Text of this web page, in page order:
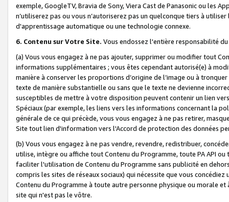
exemple, GoogleTV, Bravia de Sony, Viera Cast de Panasonic ou les
n’utiliserez pas ou vous n’autoriserez pas un quelconque tiers à
d'apprentissage automatique ou une technologie connexe.
6. Contenu sur Votre Site. Vous endossez l'entière responsabilité
(a) Vous vous engagez à ne pas ajouter, supprimer ou modifier tout
informations supplémentaires ; vous êtes cependant autorisé(e) à
manière à conserver les proportions d’origine de l’image ou à
texte de manière substantielle ou sans que le texte ne devienne
susceptibles de mettre à votre disposition peuvent contenir un lien
Spéciaux (par exemple, les liens vers les informations concernant la
générale de ce qui précède, vous vous engagez à ne pas retirer,
Site tout lien d'information vers l'Accord de protection des données
(b) Vous vous engagez à ne pas vendre, revendre, redistribuer,
utilise, intègre ou affiche tout Contenu du Programme, toute PA API
faciliter l'utilisation de Contenu du Programme sans publicité en
compris les sites de réseaux sociaux) qui nécessite que vous
Contenu du Programme à toute autre personne physique ou morale
site qui n'est pas le vôtre.